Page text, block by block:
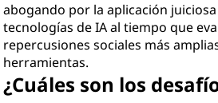
abogando por la aplicación
tecnologías de IA al tiempo que
repercusiones sociales más
herramientas.
¿Cuáles son los